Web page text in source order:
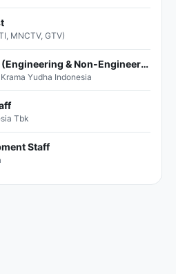
MNCTV, GTV)
MMKI Talent Pool (Engineering & Non-Engineering)
Yudha Indonesia
Tbk
Staff